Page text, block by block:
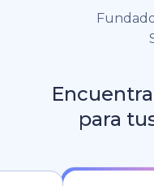
para